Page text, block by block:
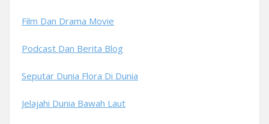
Film Dan Drama Movie
Podcast Dan Berita Blog
Seputar Dunia Flora Di Dunia
Jelajahi Dunia Bawah Laut